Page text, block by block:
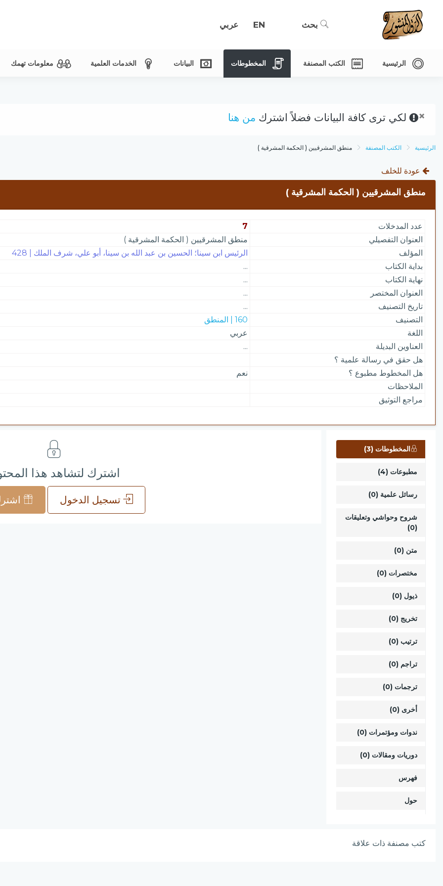
بحث EN عربي
الرئيسية الكتب المصنفة المخطوطات البيانات الخدمات العلمية معلومات تهمك
× لكي ترى كافة البيانات فضلاً اشترك من هنا
الرئيسية الكتب المصنفة منطق المشرقيين ( الحكمة المشرقية )
عودة للخلف
منطق المشرقيين ( الحكمة المشرقية )
عدد المدخلات
7
العنوان التفصيلي
منطق المشرقيين ( الحكمة المشرقية )
المؤلف
الرئيس ابن سينا؛ الحسين بن عبد الله بن سينا، أبو علي، شرف الملك | 428
بداية الكتاب
...
نهاية الكتاب
...
العنوان المختصر
...
تاريخ التصنيف
...
التصنيف
160 | المنطق
اللغة
عربي
العناوين البديلة
...
هل حقق في رسالة علمية ؟
هل المخطوط مطبوع ؟
نعم
الملاحظات
مراجع التوثيق
المخطوطات (3)
مطبوعات (4)
رسائل علمية (0)
شروح وحواشي وتعليقات
(0)
متن (0)
مختصرات (0)
ذيول (0)
تخريج (0)
ترتيب (0)
تراجم (0)
ترجمات (0)
أخرى (0)
ندوات ومؤتمرات (0)
دوريات ومقالات (0)
فهرس
حول
اشترك لتشاهد هذا
تسجيل الدخول
كتب مصنفة ذات علاقة